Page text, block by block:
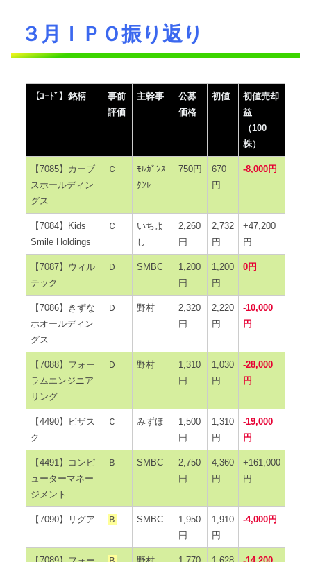
３月ＩＰＯ振り返り
【ｺｰﾄﾞ】銘柄
事前
評価
主幹事
公募
価格
初値
初値売却
益
（100
株）
【7085】カーブ
スホールディン
グス
Ｃ
ﾓﾙｶﾞﾝｽ
ﾀﾝﾚｰ
750円
670
円
-8,000円
【7084】Kids
Smile Holdings
Ｃ
いちよ
し
2,260
円
2,732
円
+47,200
円
【7087】ウィル
テック
Ｄ SMBC
1,200
円
1,200
円
0円
【7086】きずな
ホオールディン
グス
Ｄ 野村
2,320
円
2,220
円
-10,000
円
【7088】フォー
ラムエンジニア
リング
Ｄ 野村
1,310
円
1,030
円
-28,000
円
【4490】ビザス
ク
Ｃ みずほ
1,500
円
1,310
円
-19,000
円
【4491】コンピ
ューターマネー
ジメント
Ｂ SMBC
2,750
円
4,360
円
+161,000
円
【7090】リグア Ｂ SMBC
1,950
円
1,910
円
-4,000円